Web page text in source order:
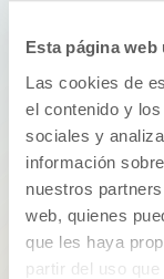
Esta página web
Las cookies de
el contenido y
sociales y
información
nuestros
web, quienes
que les haya
partir del uso
Vols
Si has pensat
a una
consideres
Influentia és el
teva idea a la
part legal i, per